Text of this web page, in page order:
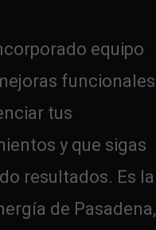
equipo
funcionales
tus
y que sigas
resultados. Es la
de Pasadena,